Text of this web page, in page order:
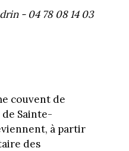
- 04 78 08 14 03
couvent de
Sainte-
à partir
des